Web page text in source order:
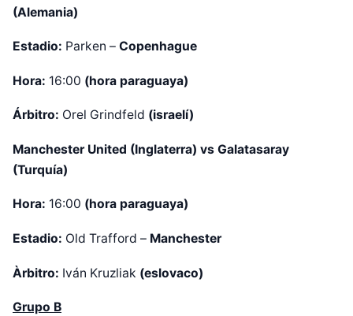
(Alemania)
Estadio: Parken – Copenhague
Hora: 16:00 (hora paraguaya)
Árbitro: Orel Grindfeld (israelí)
Manchester United (Inglaterra) vs Galatasaray
(Turquía)
Hora: 16:00 (hora paraguaya)
Estadio: Old Trafford – Manchester
Àrbitro: Iván Kruzliak (eslovaco)
Grupo B